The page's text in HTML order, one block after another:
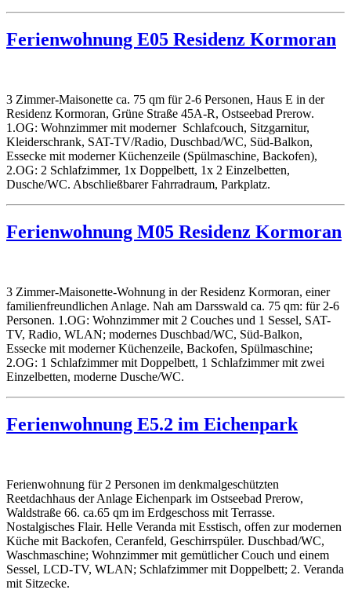
Ferienwohnung E05 Residenz Kormoran
3 Zimmer-Maisonette ca. 75 qm für 2-6 Personen, Haus E in der
Residenz Kormoran, Grüne Straße 45A-R, Ostseebad Prerow.
1.OG: Wohnzimmer mit moderner Schlafcouch, Sitzgarnitur,
Kleiderschrank, SAT-TV/Radio, Duschbad/WC, Süd-Balkon,
Essecke mit moderner Küchenzeile (Spülmaschine, Backofen),
2.OG: 2 Schlafzimmer, 1x Doppelbett, 1x 2 Einzelbetten,
Dusche/WC. Abschließbarer Fahrradraum, Parkplatz.
Ferienwohnung M05 Residenz Kormoran
3 Zimmer-Maisonette-Wohnung in der Residenz Kormoran, einer
familienfreundlichen Anlage. Nah am Darsswald ca. 75 qm: für 2-6
Personen. 1.OG: Wohnzimmer mit 2 Couches und 1 Sessel, SAT-
TV, Radio, WLAN; modernes Duschbad/WC, Süd-Balkon,
Essecke mit moderner Küchenzeile, Backofen, Spülmaschine;
2.OG: 1 Schlafzimmer mit Doppelbett, 1 Schlafzimmer mit zwei
Einzelbetten, moderne Dusche/WC.
Ferienwohnung E5.2 im Eichenpark
Ferienwohnung für 2 Personen im denkmalgeschützten
Reetdachhaus der Anlage Eichenpark im Ostseebad Prerow,
Waldstraße 66. ca.65 qm im Erdgeschoss mit Terrasse.
Nostalgisches Flair. Helle Veranda mit Esstisch, offen zur modernen
Küche mit Backofen, Ceranfeld, Geschirrspüler. Duschbad/WC,
Waschmaschine; Wohnzimmer mit gemütlicher Couch und einem
Sessel, LCD-TV, WLAN; Schlafzimmer mit Doppelbett; 2. Veranda
mit Sitzecke.